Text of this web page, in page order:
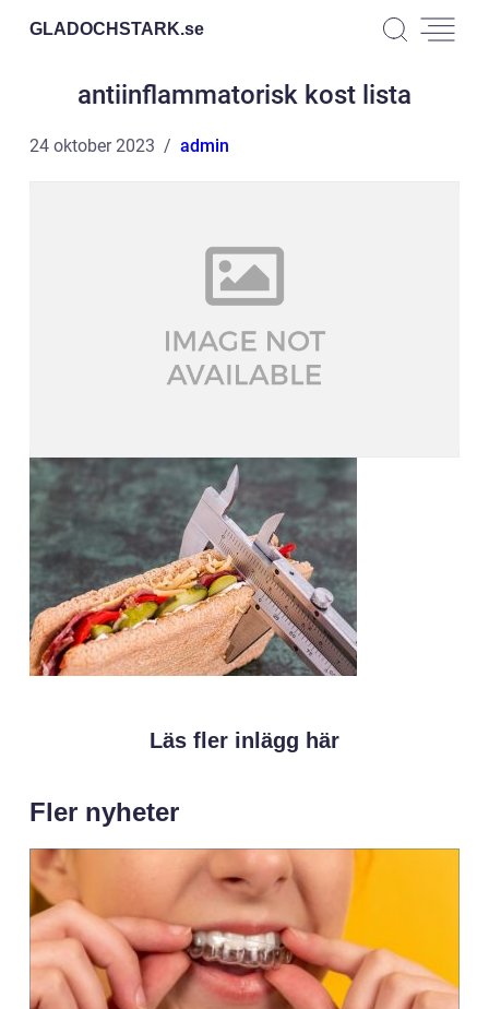
GLADOCHSTARK.se
antiinflammatorisk kost lista
24 oktober 2023 admin
Läs fler inlägg här
Fler nyheter